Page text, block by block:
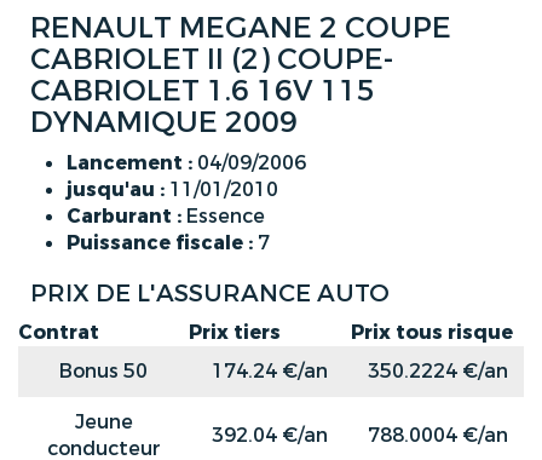
RENAULT MEGANE 2 COUPE
CABRIOLET II (2) COUPE-
CABRIOLET 1.6 16V 115
DYNAMIQUE 2009
Lancement : 04/09/2006
jusqu'au : 11/01/2010
Carburant : Essence
Puissance fiscale : 7
PRIX DE L'ASSURANCE AUTO
Contrat Prix tiers
Prix tous risque
Bonus 50
174.24 €/an
350.2224 €/an
Jeune
conducteur
392.04 €/an 788.0004 €/an